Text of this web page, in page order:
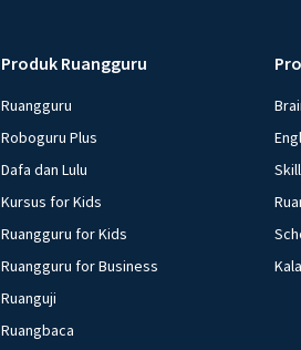
Produk Ruangguru
Ruangguru
Roboguru Plus
Dafa dan Lulu
Kursus for Kids
Ruangguru for Kids
Ruangguru for Business
Ruanguji
Ruangbaca